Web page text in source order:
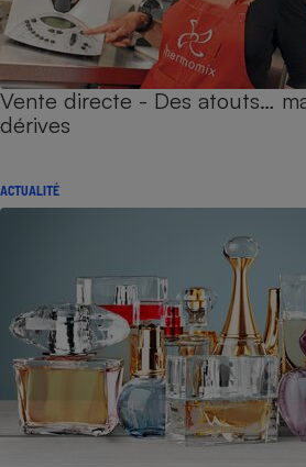
Vente directe - Des atouts…
dérives
ACTUALITÉ